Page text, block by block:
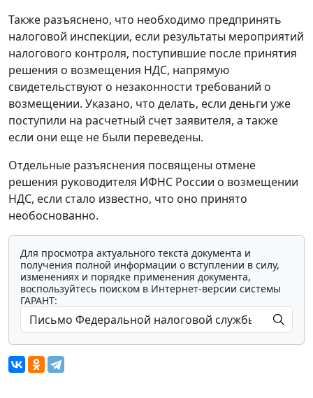
Также разъяснено, что необходимо предпринять
налоговой инспекции, если результаты мероприятий
налогового контроля, поступившие после принятия
решения о возмещения НДС, напрямую
свидетельствуют о незаконности требований о
возмещении. Указано, что делать, если деньги уже
поступили на расчетный счет заявителя, а также
если они еще не были переведены.
Отдельные разъяснения посвящены отмене
решения руководителя ИФНС России о возмещении
НДС, если стало известно, что оно принято
необоснованно.
Для просмотра актуального текста документа и
получения полной информации о вступлении в силу,
изменениях и порядке применения документа,
воспользуйтесь поиском в Интернет-версии системы
ГАРАНТ: